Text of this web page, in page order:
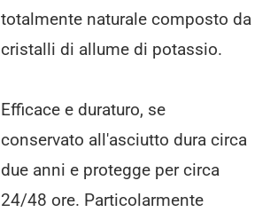
totalmente naturale composto da
cristalli di allume di potassio.
Efficace e duraturo, se
conservato all'asciutto dura circa
due anni e protegge per circa
24/48 ore. Particolarmente